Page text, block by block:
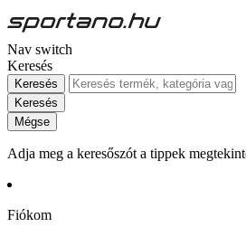
Nav switch
Keresés
Keresés
Keresés
Mégse
Adja meg a keresőszót a tippek
Fiókom